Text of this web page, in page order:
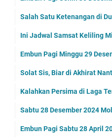
Salah Satu Ketenangan di
Ini Jadwal Samsat Keliling
Embun Pagi Minggu 29
Solat Sis, Biar di Akhirat
Kalahkan Persima di Laga
Sabtu 28 Desember 2024
Embun Pagi Sabtu 28 April